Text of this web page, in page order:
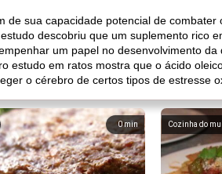
de sua capacidade potencial de
descobriu que um suplemento rico
um papel no desenvolvimento
estudo em ratos mostra que o ácido
o cérebro de certos tipos de estresse
0min Cozinha do